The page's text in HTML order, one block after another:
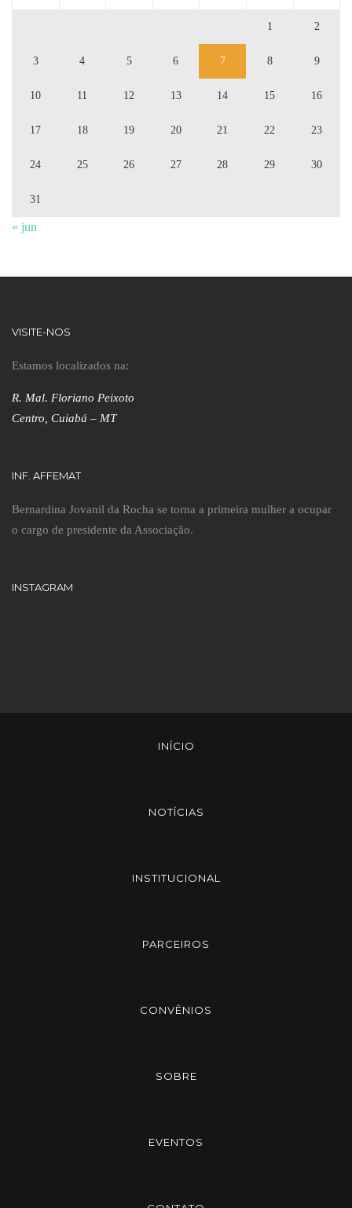
1 2
3 4 5 6 7 8 9
10 11 12 13 14 15 16
17 18 19 20 21 22 23
24 25 26 27 28 29 30
31
« jun
VISITE-NOS
Estamos localizados na:
R. Mal. Floriano Peixoto
Centro, Cuiabá – MT
INF. AFFEMAT
Bernardina Jovanil da Rocha se torna a primeira mulher a ocupar
o cargo de presidente da Associação.
INSTAGRAM
INÍCIO
NOTÍCIAS
INSTITUCIONAL
PARCEIROS
CONVÊNIOS
SOBRE
EVENTOS